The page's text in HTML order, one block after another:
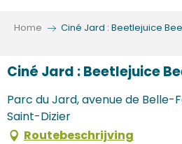
Home Ciné Jard : Beetlejuice
Ciné Jard : Beetlejuice
Parc du Jard, avenue de
Saint-Dizier
Routebeschrijving